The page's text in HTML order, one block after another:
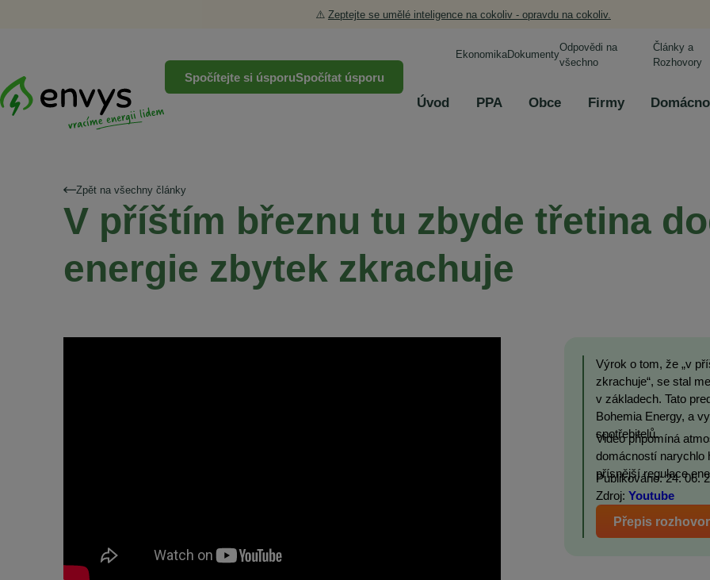
⚠️ Zeptejte se umělé inteligence na cokoliv - opravdu na cokoliv.
Spočítejte si úsporuSpočítat úsporu
EkonomikaDokumenty
Odpovědi na
všechno
Články a
Rozhovory
Úvod PPA Obce Firmy
Zpět na všechny články
V příštím březnu tu zbyde třetina
energie zbytek zkrachuje
Výrok o tom, že „v
zkrachuje“, se stal
v základech. Tato
Bohemia Energy, a
spotřebitelů.
Video připomíná
domácností narychlo
přísnější regulace
Publikováno: 24. 06.
Zdroj:Youtube
Přepis